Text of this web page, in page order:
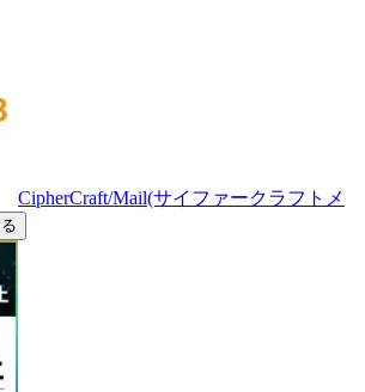
CipherCraft/Mail(サイファークラフトメ